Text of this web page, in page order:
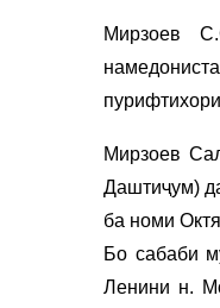
Мирзоев
Мирзоев
Даштиҷум)
ба номи
Бо сабаби
Ленини н.